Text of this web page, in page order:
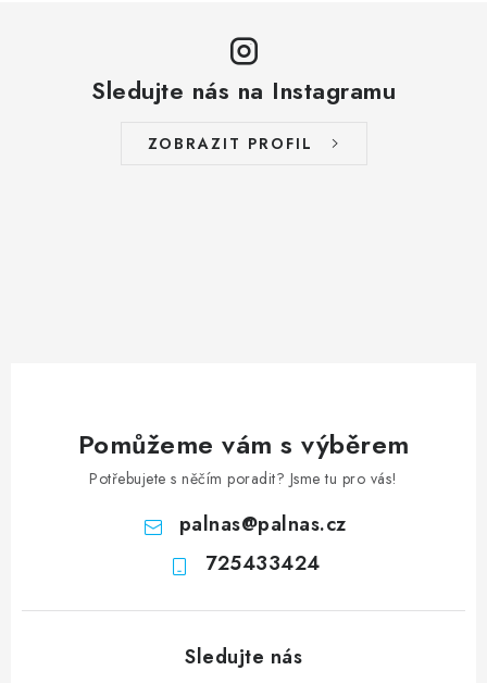
Sledujte nás na Instagramu
ZOBRAZIT PROFIL
Pomůžeme vám s výběrem
Potřebujete s něčím poradit? Jsme tu pro vás!
palnas@palnas.cz
725433424